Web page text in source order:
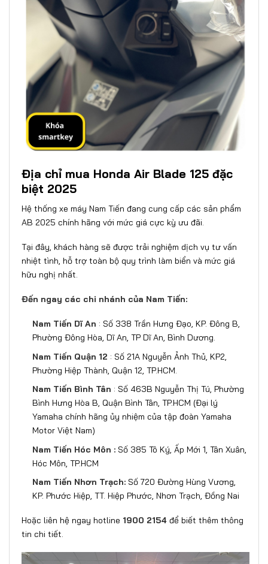
Địa chỉ mua Honda Air Blade 125 đặc
biệt 2025
Hệ thống xe máy Nam Tiến đang cung cấp các sản phẩm
AB 2025 chính hãng với mức giá cực kỳ ưu đãi.
Tại đây, khách hàng sẽ được trải nghiệm dịch vụ tư vấn
nhiệt tình, hỗ trợ toàn bộ quy trình làm biển và mức giá
hữu nghị nhất.
Đến ngay các chi nhánh của Nam Tiến:
Nam Tiến Dĩ An : Số 338 Trần Hưng Đạo, KP. Đông B,
Phường Đông Hòa, Dĩ An, TP Dĩ An, Bình Dương.
Nam Tiến Quận 12 : Số 21A Nguyễn Ảnh Thủ, KP2,
Phường Hiệp Thành, Quận 12, TP.HCM.
Nam Tiến Bình Tân : Số 463B Nguyễn Thị Tú, Phường
Bình Hưng Hòa B, Quận Bình Tân, TP.HCM (Đại lý
Yamaha chính hãng ủy nhiệm của tập đoàn Yamaha
Motor Việt Nam)
Nam Tiến Hóc Môn : Số 385 Tô Ký, Ấp Mới 1, Tân Xuân,
Hóc Môn, TP.HCM
Nam Tiến Nhơn Trạch: Số 720 Đường Hùng Vương,
KP. Phước Hiệp, TT. Hiệp Phước, Nhơn Trạch, Đồng Nai
Hoặc liên hệ ngay hotline 1900 2154 để biết thêm thông
tin chi tiết.